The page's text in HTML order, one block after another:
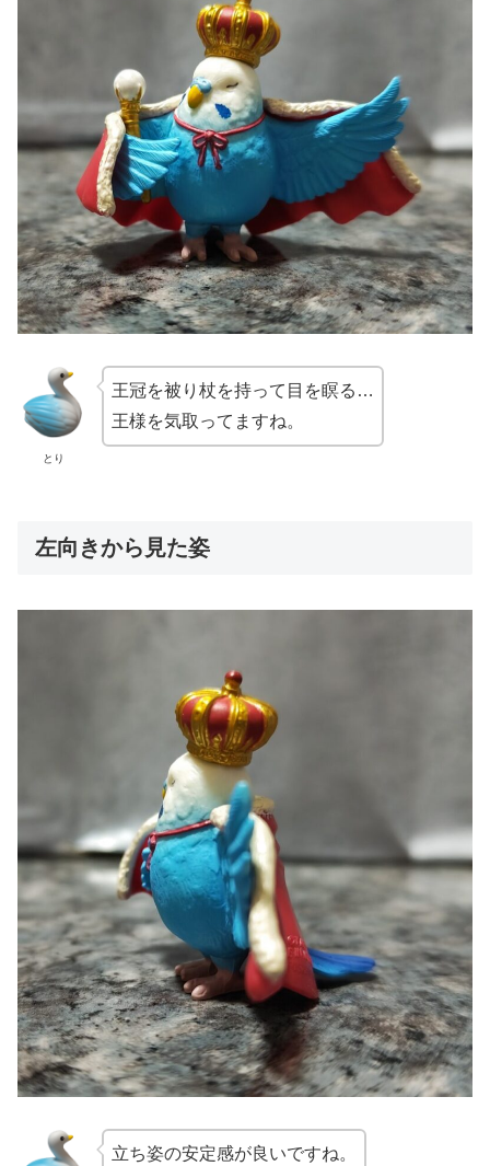
とり
王冠を被り杖を持って目を瞑る…
王様を気取ってますね。
左向きから見た姿
立ち姿の安定感が良いですね。